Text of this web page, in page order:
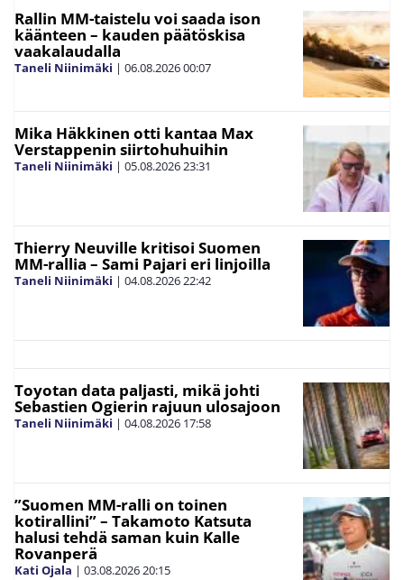
Rallin MM-taistelu voi saada ison
käänteen – kauden päätöskisa
vaakalaudalla
Taneli Niinimäki | 06.08.202600:07
Mika Häkkinen otti kantaa Max
Verstappenin siirtohuhuihin
Taneli Niinimäki | 05.08.202623:31
Thierry Neuville kritisoi Suomen
MM-rallia – Sami Pajari eri linjoilla
Taneli Niinimäki | 04.08.202622:42
Toyotan data paljasti, mikä johti
Sebastien Ogierin rajuun ulosajoon
Taneli Niinimäki | 04.08.2026 17:58
”Suomen MM-ralli on toinen
kotirallini” – Takamoto Katsuta
halusi tehdä saman kuin Kalle
Rovanperä
Kati Ojala | 03.08.202620:15